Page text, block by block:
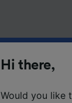
Hi there,
Would you like